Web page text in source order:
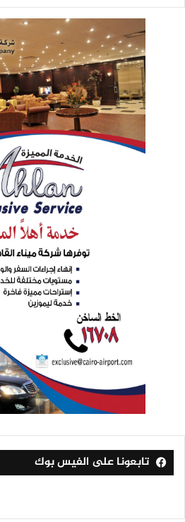
تابعونا على الفيس بوك